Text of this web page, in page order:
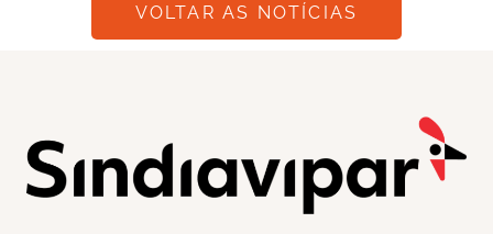
VOLTAR AS NOTÍCIAS